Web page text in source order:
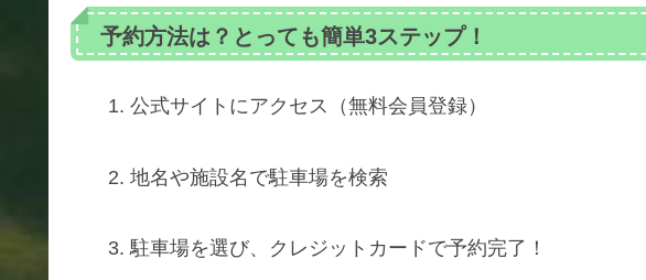
予約方法は？とっても簡単3ステップ！
公式サイトにアクセス（無料会員登録）
地名や施設名で駐車場を検索
駐車場を選び、クレジットカードで予約完了！